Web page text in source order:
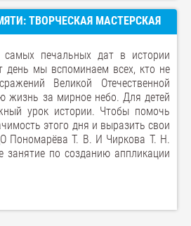
ТВОРЧЕСКАЯ МАСТЕРСКАЯ
печальных дат в истории
день мы вспоминаем всех, кто не
Великой Отечественной
жизнь за мирное небо. Для детей
урок истории. Чтобы помочь
этого дня и выразить свои
Пономарёва Т. В. И Чиркова Т. Н.
занятие по созданию аппликации